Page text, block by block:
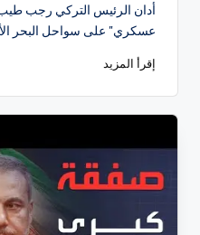
بواسطة
أدان الرئيس التركي رجب
عسكري" على سواحل البحر
إقرأ المزيد